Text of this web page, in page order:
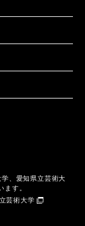
、愛知県立芸術大
ます。
芸術大学